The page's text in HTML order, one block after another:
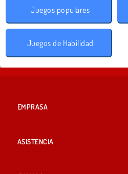
Juegos populares
Juegos de Habilidad
EMPRASA
ASISTENCIA